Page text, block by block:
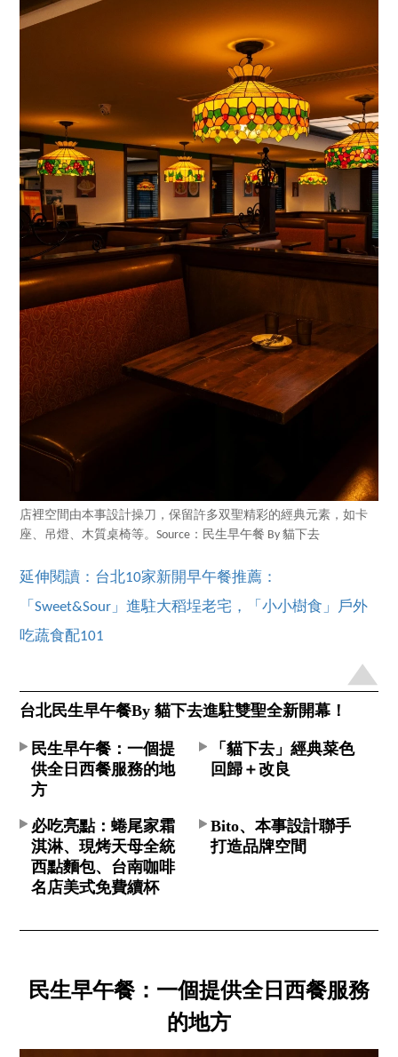
店裡空間由本事設計操刀，保留許多双聖精彩的經典元素，如卡
座、吊燈、木質桌椅等。Source：民生早午餐 By 貓下去
延伸閱讀：台北10家新開早午餐推薦：
「Sweet&Sour」進駐大稻埕老宅，「小小樹食」戶外
吃蔬食配101
台北民生早午餐By 貓下去進駐雙聖全新開幕！
民生早午餐：一個提
供全日西餐服務的地
方
「貓下去」經典菜色
回歸＋改良
必吃亮點：蜷尾家霜
淇淋、現烤天母全統
西點麵包、台南咖啡
名店美式免費續杯
Bito、本事設計聯手
打造品牌空間
民生早午餐：一個提供全日西餐服務
的地方